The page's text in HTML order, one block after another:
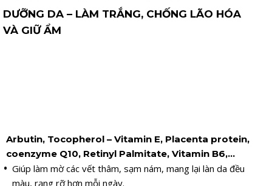
DƯỠNG DA – LÀM TRẮNG, CHỐNG LÃO HÓA
VÀ GIỮ ẨM
Arbutin, Tocopherol – Vitamin E, Placenta protein,
coenzyme Q10, Retinyl Palmitate, Vitamin B6,…
Giúp làm mờ các vết thâm, sạm nám, mang lại làn da đều
màu, rạng rỡ hơn mỗi ngày.